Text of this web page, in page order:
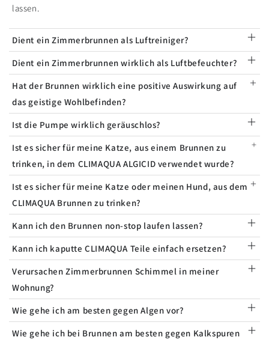
lassen.
Dient ein Zimmerbrunnen als Luftreiniger?
Dient ein Zimmerbrunnen wirklich als Luftbefeuchter?
Hat der Brunnen wirklich eine positive Auswirkung auf
das geistige Wohlbefinden?
Ist die Pumpe wirklich geräuschlos?
Ist es sicher für meine Katze, aus einem Brunnen zu
trinken, in dem CLIMAQUA ALGICID verwendet wurde?
Ist es sicher für meine Katze oder meinen Hund, aus dem
CLIMAQUA Brunnen zu trinken?
Kann ich den Brunnen non-stop laufen lassen?
Kann ich kaputte CLIMAQUA Teile einfach ersetzen?
Verursachen Zimmerbrunnen Schimmel in meiner
Wohnung?
Wie gehe ich am besten gegen Algen vor?
Wie gehe ich bei Brunnen am besten gegen Kalkspuren